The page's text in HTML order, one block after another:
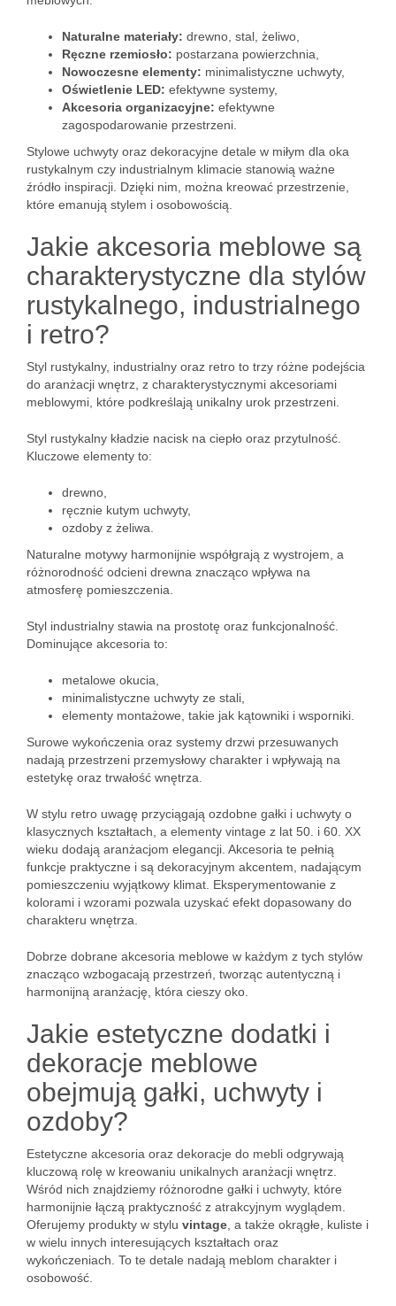
Naturalne materiały: drewno, stal, żeliwo,
Ręczne rzemiosło: postarzana powierzchnia,
Nowoczesne elementy: minimalistyczne uchwyty,
Oświetlenie LED: efektywne systemy,
Akcesoria organizacyjne: efektywne
zagospodarowanie przestrzeni.
Stylowe uchwyty oraz dekoracyjne detale w miłym dla oka
rustykalnym czy industrialnym klimacie stanowią ważne
źródło inspiracji. Dzięki nim, można kreować przestrzenie,
które emanują stylem i osobowością.
Jakie akcesoria meblowe są
charakterystyczne dla stylów
rustykalnego, industrialnego
i retro?
Styl rustykalny, industrialny oraz retro to trzy różne podejścia
do aranżacji wnętrz, z charakterystycznymi akcesoriami
meblowymi, które podkreślają unikalny urok przestrzeni.
Styl rustykalny kładzie nacisk na ciepło oraz przytulność.
Kluczowe elementy to:
drewno,
ręcznie kutym uchwyty,
ozdoby z żeliwa.
Naturalne motywy harmonijnie współgrają z wystrojem, a
różnorodność odcieni drewna znacząco wpływa na
atmosferę pomieszczenia.
Styl industrialny stawia na prostotę oraz funkcjonalność.
Dominujące akcesoria to:
metalowe okucia,
minimalistyczne uchwyty ze stali,
elementy montażowe, takie jak kątowniki i wsporniki.
Surowe wykończenia oraz systemy drzwi przesuwanych
nadają przestrzeni przemysłowy charakter i wpływają na
estetykę oraz trwałość wnętrza.
W stylu retro uwagę przyciągają ozdobne gałki i uchwyty o
klasycznych kształtach, a elementy vintage z lat 50. i 60. XX
wieku dodają aranżacjom elegancji. Akcesoria te pełnią
funkcje praktyczne i są dekoracyjnym akcentem, nadającym
pomieszczeniu wyjątkowy klimat. Eksperymentowanie z
kolorami i wzorami pozwala uzyskać efekt dopasowany do
charakteru wnętrza.
Dobrze dobrane akcesoria meblowe w każdym z tych stylów
znacząco wzbogacają przestrzeń, tworząc autentyczną i
harmonijną aranżację, która cieszy oko.
Jakie estetyczne dodatki i
dekoracje meblowe
obejmują gałki, uchwyty i
ozdoby?
Estetyczne akcesoria oraz dekoracje do mebli odgrywają
kluczową rolę w kreowaniu unikalnych aranżacji wnętrz.
Wśród nich znajdziemy różnorodne gałki i uchwyty, które
harmonijnie łączą praktyczność z atrakcyjnym wyglądem.
Oferujemy produkty w stylu vintage , a także okrągłe, kuliste i
w wielu innych interesujących kształtach oraz
wykończeniach. To te detale nadają meblom charakter i
osobowość.